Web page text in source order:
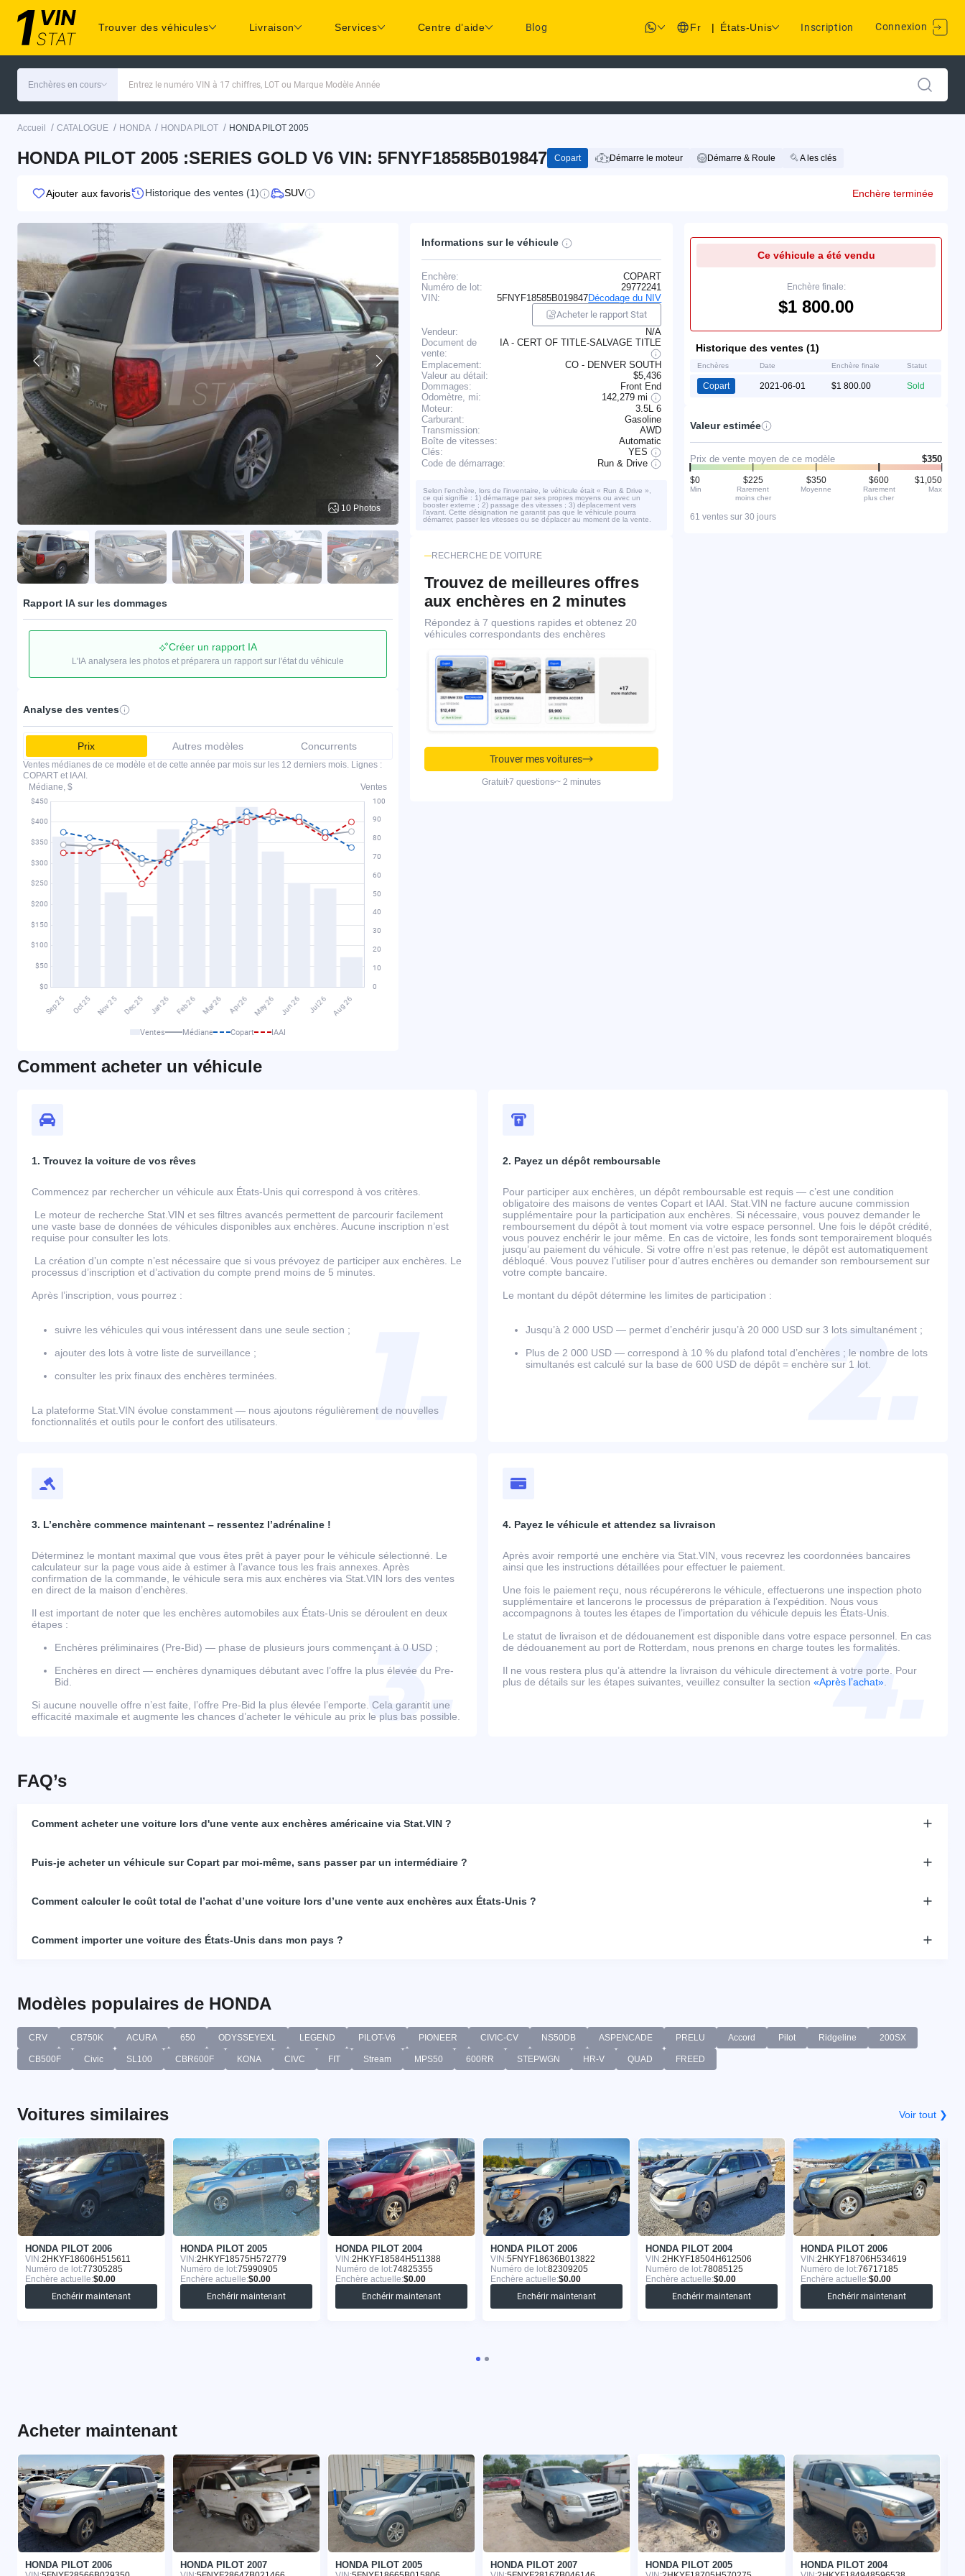
Trouver des véhicules Livraison Services Centre d’aide Blog Fr | États-Unis Inscription Connexion
Enchères en cours Entrez le numéro VIN à 17 chiffres, LOT ou Marque Modèle Année
Accueil / CATALOGUE / HONDA / HONDA PILOT / HONDA PILOT 2005
HONDA PILOT 2005 :SERIES GOLD V6 VIN: 5FNYF18585B019847 Copart Démarre le moteur Démarre & Roule A les clés
Ajouter aux favoris Historique des ventes (1) SUV Enchère terminée
10 Photos
Rapport IA sur les dommages
Créer un rapport IA
L'IA analysera les photos et préparera un rapport sur l'état du véhicule
Analyse des ventes
Prix Autres modèles Concurrents
Ventes médianes de ce modèle et de cette année par mois sur les 12 derniers mois. Lignes :
COPART et IAAI.
Médiane, $
Ventes
Ventes Médiane Copart IAAI
Informations sur le véhicule
Enchère:
COPART
Numéro de lot:
29772241
VIN:
5FNYF18585B019847Décodage du NIV
Acheter le rapport Stat
Vendeur:
N/A
Document de
vente:
IA - CERT OF TITLE-SALVAGE TITLE
Emplacement:
CO - DENVER SOUTH
Valeur au détail:
$5,436
Dommages:
Front End
Odomètre, mi:
142,279 mi
Moteur:
3.5L 6
Carburant:
Gasoline
Transmission:
AWD
Boîte de vitesses:
Automatic
Clés:
YES
Code de démarrage:
Run & Drive
Selon l’enchère, lors de l’inventaire, le véhicule était « Run & Drive »,
ce qui signifie : 1) démarrage par ses propres moyens ou avec un
booster externe ; 2) passage des vitesses ; 3) déplacement vers
l’avant. Cette désignation ne garantit pas que le véhicule pourra
démarrer, passer les vitesses ou se déplacer au moment de la vente.
RECHERCHE DE VOITURE
Trouvez de meilleures offres
aux enchères en 2 minutes
Répondez à 7 questions rapides et obtenez 20
véhicules correspondants des enchères
Trouver mes voitures
Gratuit7 questions~ 2 minutes
Ce véhicule a été vendu
Enchère finale:
$1 800.00
Historique des ventes (1)
Enchères Date Enchère finale Statut
Copart 2021-06-01 $1 800.00 Sold
Valeur estimée
Prix de vente moyen de ce modèle $350
$0
Min
$225
Rarement
moins cher
$350
Moyenne
$600
Rarement
plus cher
$1,050
Max
61 ventes sur 30 jours
Comment acheter un véhicule
1. Trouvez la voiture de vos rêves
Commencez par rechercher un véhicule aux États-Unis qui correspond à vos critères.
Le moteur de recherche Stat.VIN et ses filtres avancés permettent de parcourir facilement
une vaste base de données de véhicules disponibles aux enchères. Aucune inscription n’est
requise pour consulter les lots.
La création d’un compte n’est nécessaire que si vous prévoyez de participer aux enchères. Le
processus d’inscription et d’activation du compte prend moins de 5 minutes.
Après l’inscription, vous pourrez :
suivre les véhicules qui vous intéressent dans une seule section ;
ajouter des lots à votre liste de surveillance ;
consulter les prix finaux des enchères terminées.
La plateforme Stat.VIN évolue constamment — nous ajoutons régulièrement de nouvelles
fonctionnalités et outils pour le confort des utilisateurs.
2. Payez un dépôt remboursable
Pour participer aux enchères, un dépôt remboursable est requis — c’est une condition
obligatoire des maisons de ventes Copart et IAAI. Stat.VIN ne facture aucune commission
supplémentaire pour la participation aux enchères. Si nécessaire, vous pouvez demander le
remboursement du dépôt à tout moment via votre espace personnel. Une fois le dépôt crédité,
vous pouvez enchérir le jour même. En cas de victoire, les fonds sont temporairement bloqués
jusqu’au paiement du véhicule. Si votre offre n’est pas retenue, le dépôt est automatiquement
débloqué. Vous pouvez l’utiliser pour d’autres enchères ou demander son remboursement sur
votre compte bancaire.
Le montant du dépôt détermine les limites de participation :
Jusqu’à 2 000 USD — permet d’enchérir jusqu’à 20 000 USD sur 3 lots simultanément ;
Plus de 2 000 USD — correspond à 10 % du plafond total d’enchères ; le nombre de lots
simultanés est calculé sur la base de 600 USD de dépôt = enchère sur 1 lot.
3. L’enchère commence maintenant – ressentez l’adrénaline !
Déterminez le montant maximal que vous êtes prêt à payer pour le véhicule sélectionné. Le
calculateur sur la page vous aide à estimer à l’avance tous les frais annexes. Après
confirmation de la commande, le véhicule sera mis aux enchères via Stat.VIN lors des ventes
en direct de la maison d’enchères.
Il est important de noter que les enchères automobiles aux États-Unis se déroulent en deux
étapes :
Enchères préliminaires (Pre-Bid) — phase de plusieurs jours commençant à 0 USD ;
Enchères en direct — enchères dynamiques débutant avec l’offre la plus élevée du Pre-
Bid.
Si aucune nouvelle offre n’est faite, l’offre Pre-Bid la plus élevée l’emporte. Cela garantit une
efficacité maximale et augmente les chances d’acheter le véhicule au prix le plus bas possible.
4. Payez le véhicule et attendez sa livraison
Après avoir remporté une enchère via Stat.VIN, vous recevrez les coordonnées bancaires
ainsi que les instructions détaillées pour effectuer le paiement.
Une fois le paiement reçu, nous récupérerons le véhicule, effectuerons une inspection photo
supplémentaire et lancerons le processus de préparation à l’expédition. Nous vous
accompagnons à toutes les étapes de l’importation du véhicule depuis les États-Unis.
Le statut de livraison et de dédouanement est disponible dans votre espace personnel. En cas
de dédouanement au port de Rotterdam, nous prenons en charge toutes les formalités.
Il ne vous restera plus qu’à attendre la livraison du véhicule directement à votre porte. Pour
plus de détails sur les étapes suivantes, veuillez consulter la section «Après l’achat»
FAQ’s
Comment acheter une voiture lors d'une vente aux enchères américaine via Stat.VIN ?
Puis-je acheter un véhicule sur Copart par moi-même, sans passer par un intermédiaire ?
Comment calculer le coût total de l’achat d’une voiture lors d’une vente aux enchères aux États-Unis ?
Comment importer une voiture des États-Unis dans mon pays ?
Modèles populaires de HONDA
CRV CB750K ACURA 650 ODYSSEYEXL LEGEND PILOT-V6 PIONEER CIVIC-CV NS50DB ASPENCADE PRELU Accord Pilot Ridgeline 200SX
CB500F Civic SL100 CBR600F KONA CIVC FIT Stream MPS50 600RR STEPWGN HR-V QUAD FREED
Voitures similaires Voir tout ❯
HONDA PILOT 2006
VIN:2HKYF18606H515611
Numéro de lot:77305285
Enchère actuelle:$0.00
Enchérir maintenant
HONDA PILOT 2005
VIN:2HKYF18575H572779
Numéro de lot:75990905
Enchère actuelle:$0.00
Enchérir maintenant
HONDA PILOT 2004
VIN:2HKYF18584H511388
Numéro de lot:74825355
Enchère actuelle:$0.00
Enchérir maintenant
HONDA PILOT 2006
VIN:5FNYF18636B013822
Numéro de lot:82309205
Enchère actuelle:$0.00
Enchérir maintenant
HONDA PILOT 2004
VIN:2HKYF18504H612506
Numéro de lot:78085125
Enchère actuelle:$0.00
Enchérir maintenant
HONDA PILOT 2006
VIN:2HKYF18706H534619
Numéro de lot:76717185
Enchère actuelle:$0.00
Enchérir maintenant
Acheter maintenant
HONDA PILOT 2006 HONDA PILOT 2007 HONDA PILOT 2005 HONDA PILOT 2007 HONDA PILOT 2005 HONDA PILOT 2004